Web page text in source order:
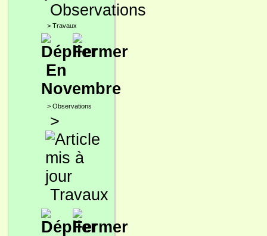
Observations
> Travaux
En
Novembre
> Observations
>
Travaux